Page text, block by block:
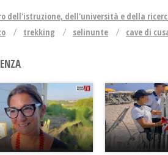
dell'istruzione, dell'università e della
trekking selinunte cave di